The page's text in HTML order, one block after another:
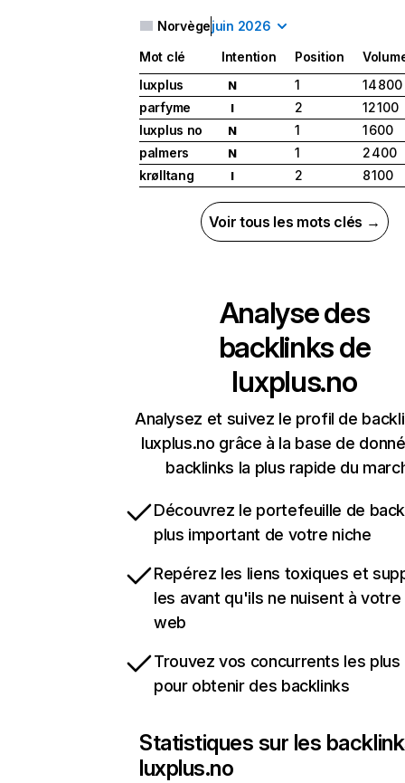
Norvègejuin 2026
Mot clé Intention Position
luxplus
N 1
14 800
parfyme
I 2
12 100
luxplus no
N 1
1 600
palmers
N 1
2 400
krølltang
I 2 8 100
Voir tous les mots clés →
Analyse des
backlinks de
luxplus.no
Analysez et suivez le profil de
luxplus.no grâce à la base de
backlinks la plus rapide du
Découvrez le portefeuille de
plus important de votre niche
Repérez les liens toxiques et
les avant qu'ils ne nuisent à
web
Trouvez vos concurrents les
pour obtenir des backlinks
Statistiques sur les
luxplus.no